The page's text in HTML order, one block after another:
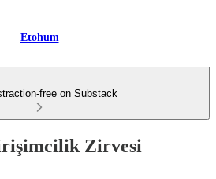
Etohum
free on Substack
Zirvesi